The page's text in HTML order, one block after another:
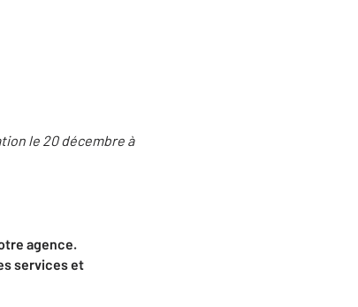
le 20 décembre à
agence.
services et